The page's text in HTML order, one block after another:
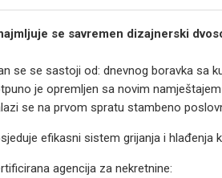
se savremen dizajnerski
se se sastoji od: dnevnog boravka sa
je opremljen sa novim
se na prvom spratu stambeno
efikasni sistem grijanja i hlađenja
agencija za nekretnine: